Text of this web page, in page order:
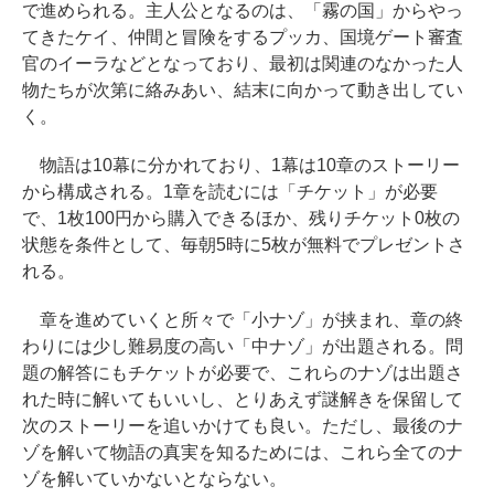
で進められる。主人公となるのは、「霧の国」からやっ
てきたケイ、仲間と冒険をするプッカ、国境ゲート審査
官のイーラなどとなっており、最初は関連のなかった人
物たちが次第に絡みあい、結末に向かって動き出してい
く。
物語は10幕に分かれており、1幕は10章のストーリー
から構成される。1章を読むには「チケット」が必要
で、1枚100円から購入できるほか、残りチケット0枚の
状態を条件として、毎朝5時に5枚が無料でプレゼントさ
れる。
章を進めていくと所々で「小ナゾ」が挟まれ、章の終
わりには少し難易度の高い「中ナゾ」が出題される。問
題の解答にもチケットが必要で、これらのナゾは出題さ
れた時に解いてもいいし、とりあえず謎解きを保留して
次のストーリーを追いかけても良い。ただし、最後のナ
ゾを解いて物語の真実を知るためには、これら全てのナ
ゾを解いていかないとならない。